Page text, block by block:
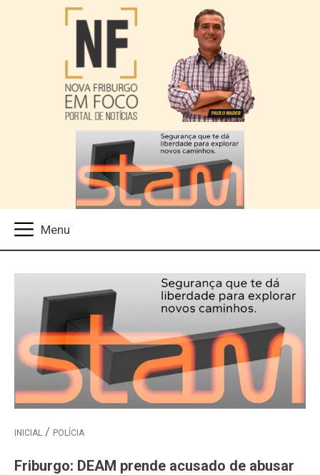
INICIAL POLÍCIA
Friburgo: DEAM prende acusado de abusar